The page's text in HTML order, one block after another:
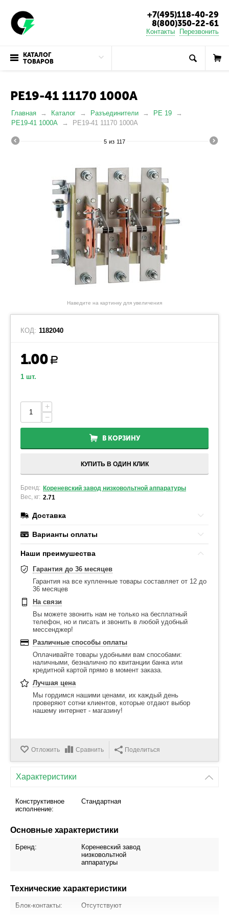
+7(495)118-40-29
8(800)350-22-61
Контакты Перезвонить
КАТАЛОГ
ТОВАРОВ
РЕ19-41 11170 1000А
Главная Каталог Разъединители
РЕ 19
РЕ19-41 1000А
РЕ19-41 11170 1000А
5 из 117
Наведите на картинку для увеличения
КОД: 1182040
1.00 Р
1 шт.
+
−
В КОРЗИНУ
КУПИТЬ В ОДИН КЛИК
Бренд: Кореневский завод низковольтной аппаратуры
Вес, кг: 2.71
Доставка
Варианты оплаты
Наши преимушества
Гарантия до 36 месяцев
Гарантия на все купленные товары составляет от 12 до
36 месяцев
На связи
Вы можете звонить нам не только на бесплатный
телефон, но и писать и звонить в любой удобный
мессенджер!
Различные способы оплаты
Оплачивайте товары удобными вам способами:
наличными, безналично по квитанции банка или
кредитной картой прямо в момент заказа.
Лучшая цена
Мы гордимся нашими ценами, их каждый день
проверяют сотни клиентов, которые отдают выбор
нашему интернет - магазину!
Отложить Сравнить Поделиться
Характеристики
Конструктивное
исполнение:
Стандартная
Основные характеристики
Бренд:
Кореневский завод
низковольтной
аппаратуры
Технические характеристики
Блок-контакты: Отсутствуют